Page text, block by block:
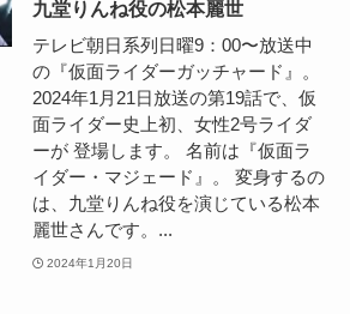
九堂りんね役の松本麗世
テレビ朝日系列日曜9：00〜放送中
の『仮面ライダーガッチャード』。
2024年1月21日放送の第19話で、仮
面ライダー史上初、女性2号ライダ
ーが 登場します。 名前は『仮面ラ
イダー・マジェード』。 変身するの
は、九堂りんね役を演じている松本
麗世さんです。...
2024年1月20日